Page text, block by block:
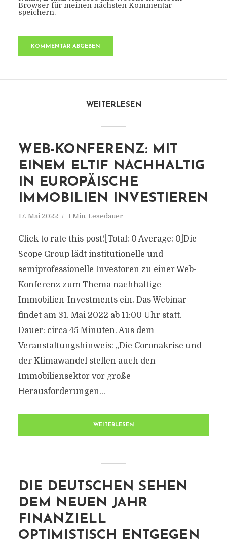
Browser für meinen nächsten Kommentar
speichern.
WEITERLESEN
WEB-KONFERENZ: MIT
EINEM ELTIF NACHHALTIG
IN EUROPÄISCHE
IMMOBILIEN INVESTIEREN
17. Mai 2022 1 Min. Lesedauer
Click to rate this post![Total: 0 Average: 0]Die
Scope Group lädt institutionelle und
semiprofessionelle Investoren zu einer Web-
Konferenz zum Thema nachhaltige
Immobilien-Investments ein. Das Webinar
findet am 31. Mai 2022 ab 11:00 Uhr statt.
Dauer: circa 45 Minuten. Aus dem
Veranstaltungshinweis: „Die Coronakrise und
der Klimawandel stellen auch den
Immobiliensektor vor große
Herausforderungen...
WEITERLESEN
DIE DEUTSCHEN SEHEN
DEM NEUEN JAHR
FINANZIELL
OPTIMISTISCH ENTGEGEN